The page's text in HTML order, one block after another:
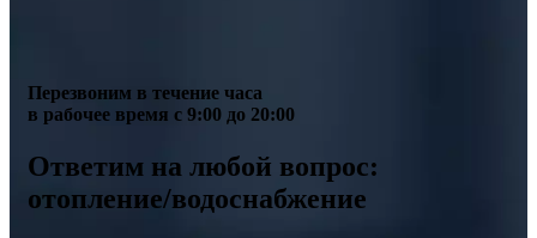
Перезвоним в течение часа
в рабочее время с 9:00 до 20:00
Ответим на любой вопрос:
отопление/водоснабжение